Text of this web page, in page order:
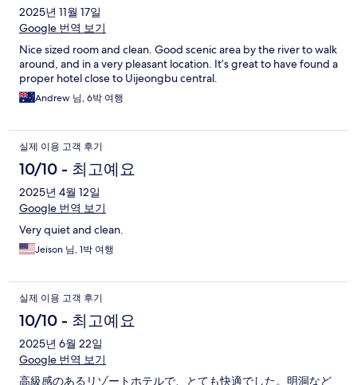
2025년 11월 17일
Google 번역 보기
Nice sized room and clean. Good scenic area by the river to walk
around, and in a very pleasant location. It’s great to have found a
proper hotel close to Uijeongbu central.
Andrew 님, 6박 여행
실제 이용 고객 후기
10/10 - 최고예요
2025년 4월 12일
Google 번역 보기
Very quiet and clean.
Jeison 님, 1박 여행
실제 이용 고객 후기
10/10 - 최고예요
2025년 6월 22일
Google 번역 보기
高級感のあるリゾートホテルで、とても快適でした。明洞など